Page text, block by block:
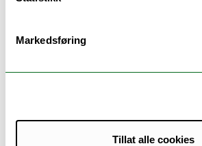
Markedsføring
Tillat alle cookies
Senter for kvinne- og